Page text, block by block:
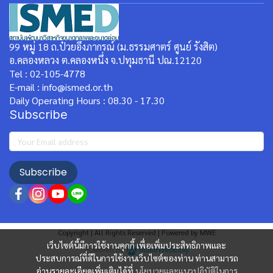
เว็บไซต์นี้มีการใช้งานคุกกี้ เพื่อเพิ่มประสิทธิภาพและ
ประสบการณ์ที่ดีในการใช้งานเว็บไซต์ของท่าน ท่านสามารถ
อ่านรายละเอียดเพิ่มเติมได้ที่ นโยบายและแนวปฏิบัติในการ
99 หมู่ 18 ถ.ป๋วยอึ๊งภากรณ์ (ม.ธรรมศาตร์ ศูนย์ รังสิต)
อ.คลองหลวง ต.คลองหนึ่ง จ.ปทุมธานี ปณ.12120
Tel : 02-105-4778
E-mail : info@ismed.or.th
Daily Operating Hours : 08.30 - 17.30
Subscribe
Subscribe
Copyright | All Rights Reserved | Powered by MWE
Powered By MakeWebEasy